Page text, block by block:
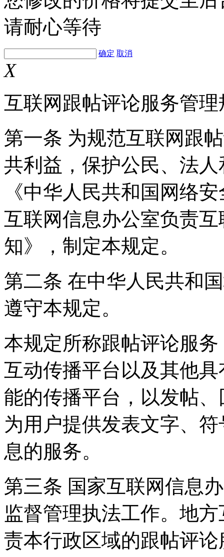
请耐心等待
确定 取消
X
互联网跟帖评论服务管理
第一条 为规范互联网跟
共利益，保护公民、法
《中华人民共和国网络
互联网信息办公室负责
知》，制定本规定。
第二条 在中华人民共和
遵守本规定。
本规定所称跟帖评论服
互动传播平台以及其他
能的传播平台，以发帖
为用户提供发表文字、
息的服务。
第三条 国家互联网信息
监督管理执法工作。地
责本行政区域的跟帖评